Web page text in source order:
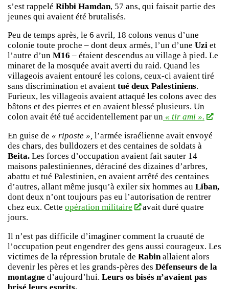
s’est rappelé Ribbi Hamdan, 57 ans, qui faisait partie des
jeunes qui avaient été brutalisés.
Peu de temps après, le 6 avril, 18 colons venus d’une
colonie toute proche – dont deux armés, l’un d’une Uzi et
l’autre d’un M16 – étaient descendus au village à pied. Le
minaret de la mosquée avait averti du raid. Quand les
villageois avaient entouré les colons, ceux-ci avaient tiré
sans discrimination et avaient tué deux Palestiniens.
Furieux, les villageois avaient attaqué les colons avec des
bâtons et des pierres et en avaient blessé plusieurs. Un
colon avait été tué accidentellement par un « tir ami ».
En guise de « riposte », l’armée israélienne avait envoyé
des chars, des bulldozers et des centaines de soldats à
Beita. Les forces d’occupation avaient fait sauter 14
maisons palestiniennes, déraciné des dizaines d’arbres,
abattu et tué Palestinien, en avaient arrêté des centaines
d’autres, allant même jusqu’à exiler six hommes au Liban,
dont deux n’ont toujours pas eu l’autorisation de rentrer
chez eux. Cette opération militaire
avait duré quatre
jours.
Il n’est pas difficile d’imaginer comment la cruauté de
l’occupation peut engendrer des gens aussi courageux. Les
victimes de la répression brutale de Rabinallaient alors
devenir les pères et les grands-pères des Défenseurs de la
montagne d’aujourd’hui. Leurs os bisés n’avaient pas